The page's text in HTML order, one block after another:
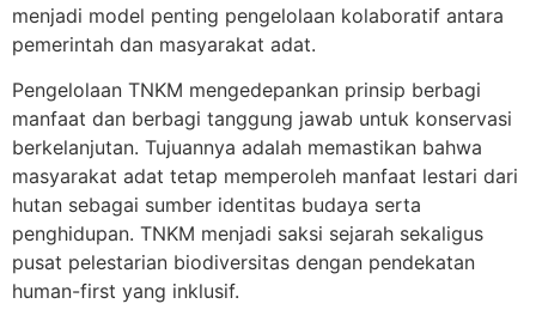
menjadi model penting pengelolaan kolaboratif antara
pemerintah dan masyarakat adat.
Pengelolaan TNKM mengedepankan prinsip berbagi
manfaat dan berbagi tanggung jawab untuk konservasi
berkelanjutan. Tujuannya adalah memastikan bahwa
masyarakat adat tetap memperoleh manfaat lestari dari
hutan sebagai sumber identitas budaya serta
penghidupan. TNKM menjadi saksi sejarah sekaligus
pusat pelestarian biodiversitas dengan pendekatan
human-first yang inklusif.